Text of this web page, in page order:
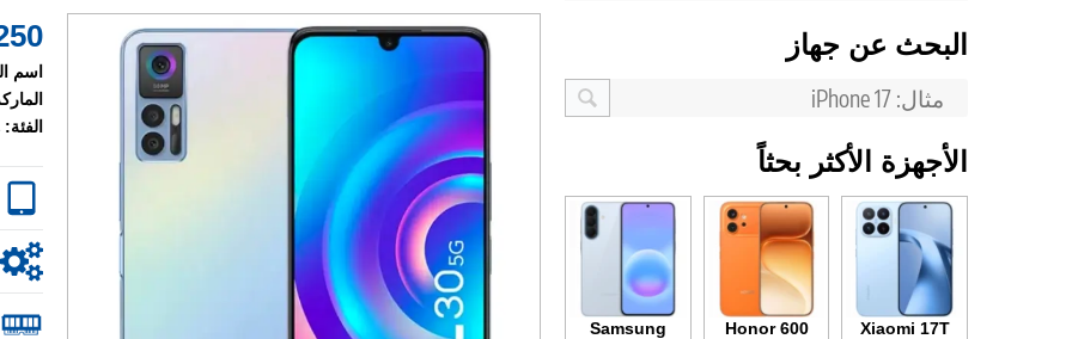
$
اسم
الفئة:
البحث عن جهاز
الأجهزة الأكثر بحثاً
Xiaomi 17T
Honor 600
Samsung